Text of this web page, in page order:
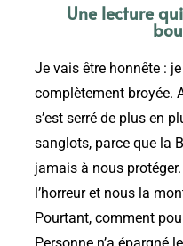
Une lecture
Je vais être honnête :
complètement broyée.
s’est serré de plus en
sanglots, parce que la
jamais à nous
l’horreur et nous la
Pourtant, comment